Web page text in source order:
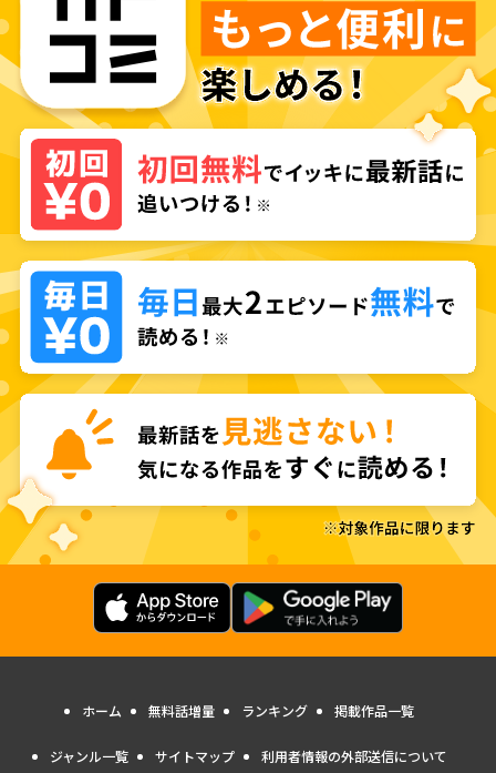
ホーム 無料話増量 ランキング 掲載作品一覧
ジャンル一覧 サイトマップ 利用者情報の外部送信について